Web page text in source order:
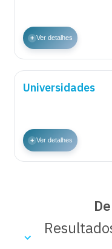
+ Ver detalhes
Universidades
+ Ver detalhes